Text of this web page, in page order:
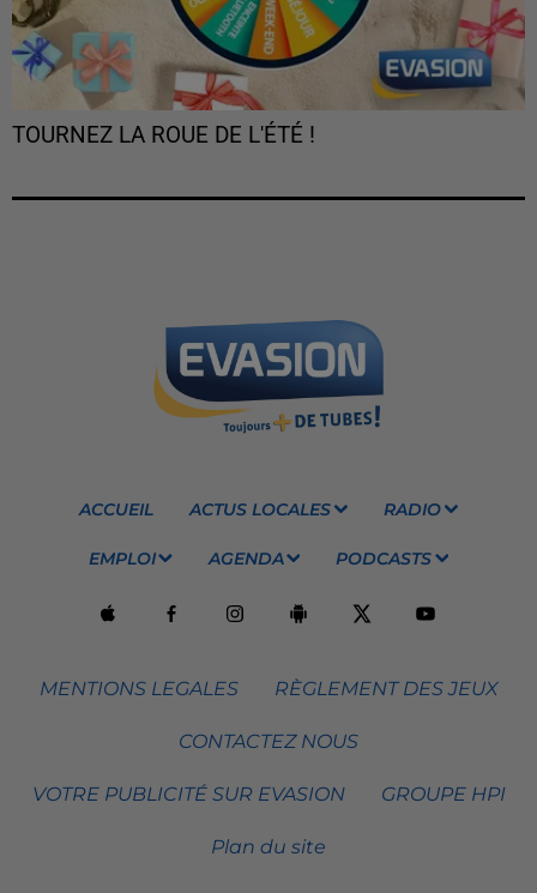
TOURNEZ LA ROUE DE L'ÉTÉ !
ACCUEIL ACTUS LOCALES RADIO
EMPLOI AGENDA PODCASTS
MENTIONS LEGALES RÈGLEMENT DES JEUX
CONTACTEZ NOUS
VOTRE PUBLICITÉ SUR EVASION GROUPE HPI
Plan du site